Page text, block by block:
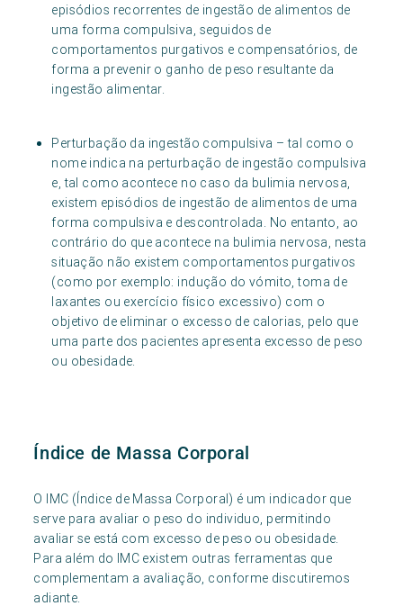
episódios recorrentes de ingestão de alimentos de
uma forma compulsiva, seguidos de
comportamentos purgativos e compensatórios, de
forma a prevenir o ganho de peso resultante da
ingestão alimentar.
Perturbação da ingestão compulsiva – tal como o
nome indica na perturbação de ingestão compulsiva
e, tal como acontece no caso da bulimia nervosa,
existem episódios de ingestão de alimentos de uma
forma compulsiva e descontrolada. No entanto, ao
contrário do que acontece na bulimia nervosa, nesta
situação não existem comportamentos purgativos
(como por exemplo: indução do vómito, toma de
laxantes ou exercício físico excessivo) com o
objetivo de eliminar o excesso de calorias, pelo que
uma parte dos pacientes apresenta excesso de peso
ou obesidade.
Índice de Massa Corporal
O IMC (Índice de Massa Corporal) é um indicador que
serve para avaliar o peso do individuo, permitindo
avaliar se está com excesso de peso ou obesidade.
Para além do IMC existem outras ferramentas que
complementam a avaliação, conforme discutiremos
adiante.